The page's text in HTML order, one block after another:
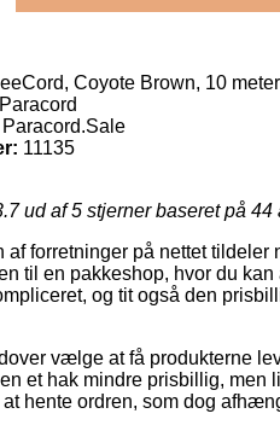
Coyote Brown, 10 meter
Paracord.Sale
11135
ud af 5 stjerner baseret på 44
af forretninger på nettet
til en pakkeshop, hvor du
og tit også den
vælge at få produkterne
et hak mindre prisbillig, men
hente ordren, som dog